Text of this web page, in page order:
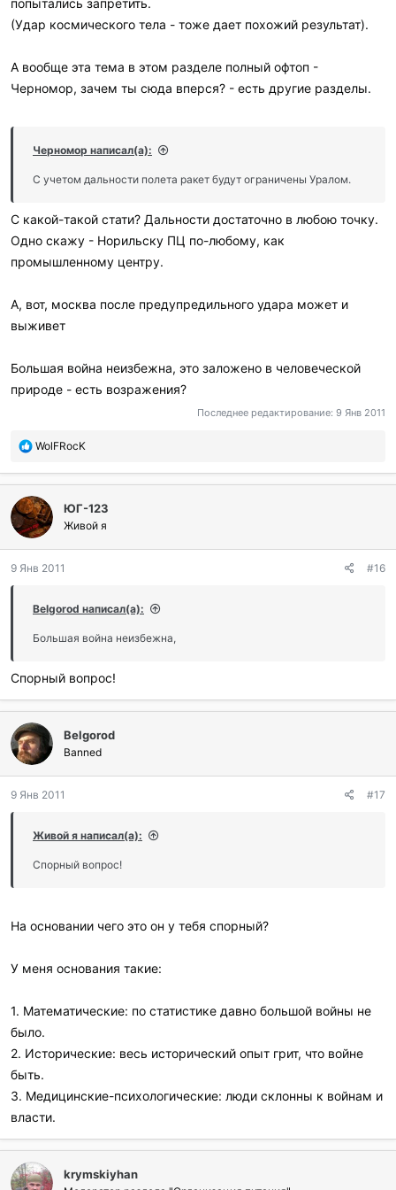
попытались запретить.
(Удар космического тела - тоже дает похожий результат).
А вообще эта тема в этом разделе полный офтоп -
Черномор, зачем ты сюда вперся? - есть другие разделы.
Черномор написал(а):
С учетом дальности полета ракет будут ограничены Уралом.
C какой-такой стати? Дальности достаточно в любою точку.
Одно скажу - Норильску ПЦ по-любому, как
промышленному центру.
А, вот, москва после предупредильного удара может и
выживет
Большая война неизбежна, это заложено в человеческой
природе - есть возражения?
Последнее редактирование: 9 Янв 2011
П
б
а
г
о
а
и
и
WolFRocK
ЮГ-123
Живой я
9 Янв 2011 #16
Belgorod написал(а):
Большая война неизбежна,
Спорный вопрос!
Belgorod
Banned
9 Янв 2011 #17
Живой я написал(а):
Спорный вопрос!
На основании чего это он у тебя спорный?
У меня основания такие:
1. Математические: по статистике давно большой войны не
было.
2. Исторические: весь исторический опыт грит, что войне
быть.
3. Медицинские-психологические: люди склонны к войнам и
власти.
krymskiyhan